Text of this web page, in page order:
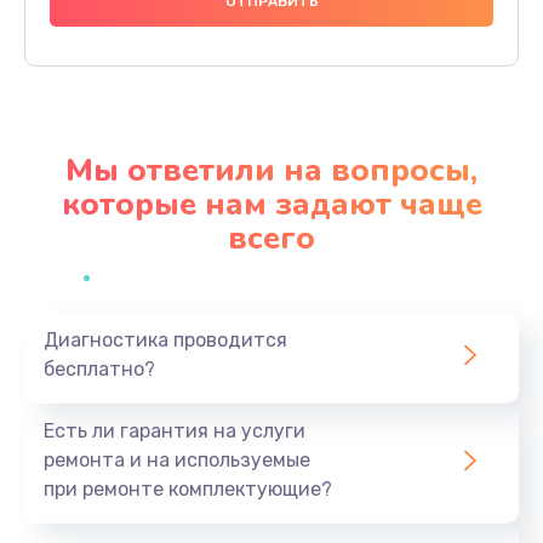
880 руб.
Заказать
780 руб.
Заказать
Заказать
980 руб.
Заказать
Мы ответили на вопросы,
которые нам задают чаще
всего
Диагностика проводится
бесплатно?
Есть ли гарантия на услуги
ремонта и на используемые
при ремонте комплектующие?